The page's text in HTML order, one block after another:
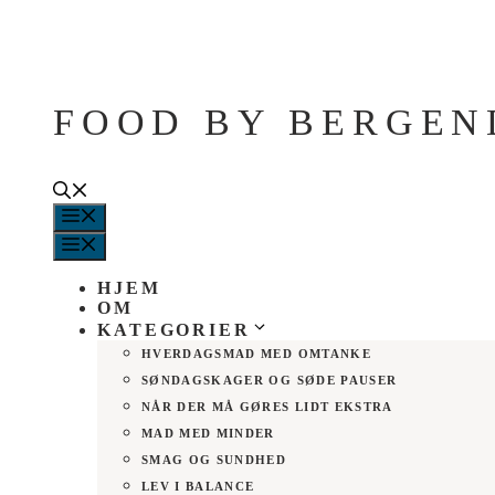
FOOD BY
HJEM
OM
KATEGORIER
HVERDAGSMAD MED OMTANKE
SØNDAGSKAGER OG SØDE PAUSER
NÅR DER MÅ GØRES LIDT EKSTRA
MAD MED MINDER
SMAG OG SUNDHED
LEV I BALANCE